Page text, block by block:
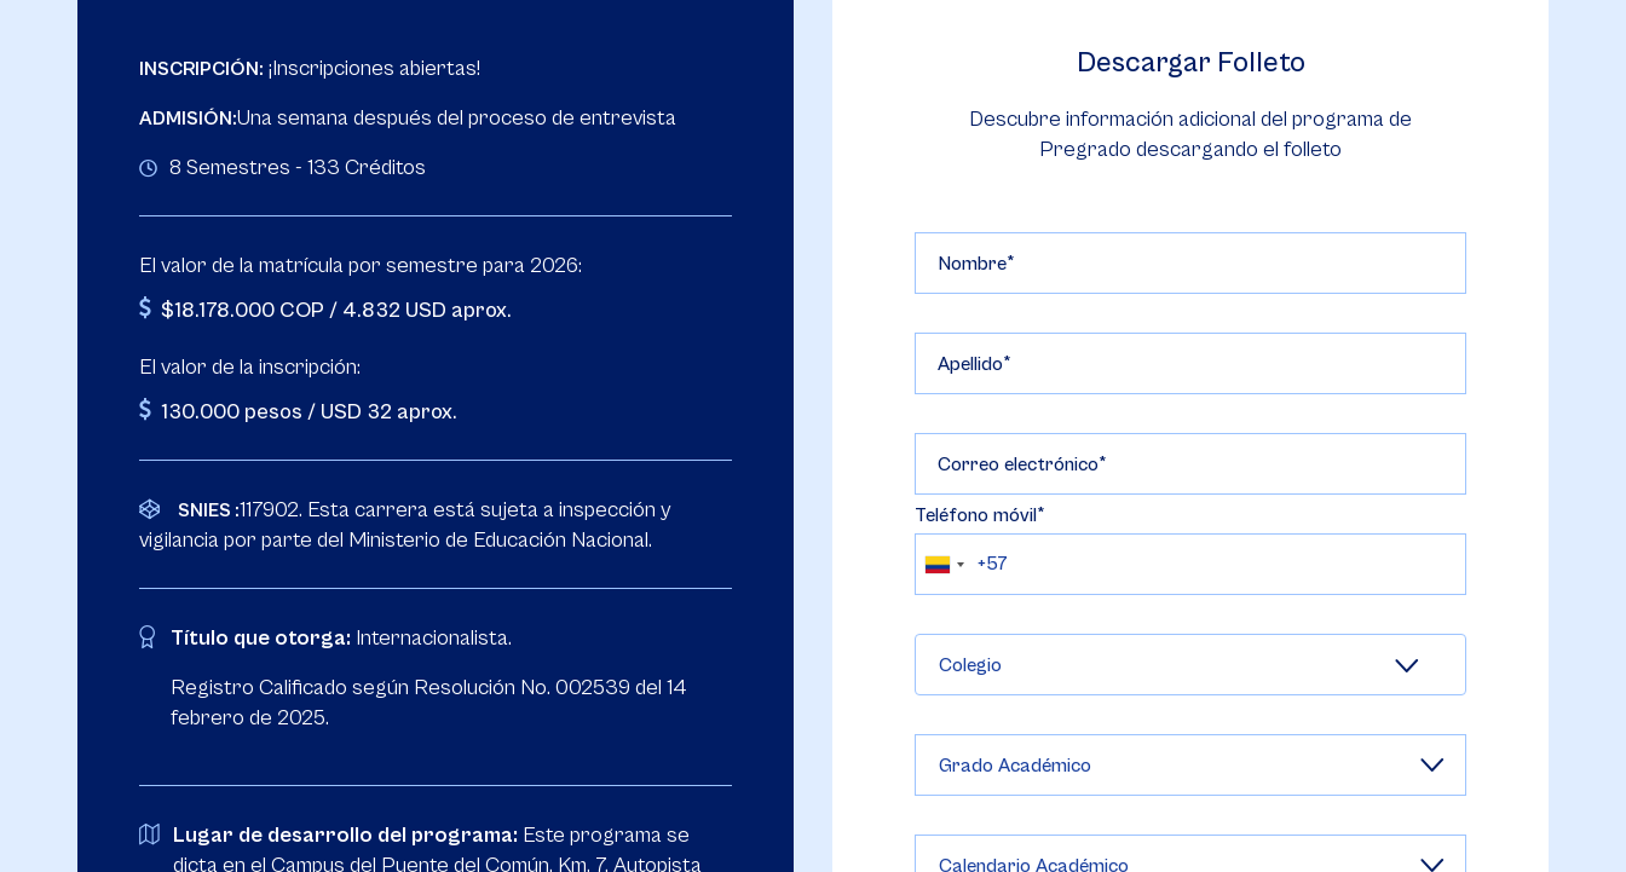
INSCRIPCIÓN: ¡Inscripciones abiertas!
ADMISIÓN:Una semana después del proceso de entrevista
8 Semestres - 133 Créditos
El valor de la matrícula por semestre para 2026:
$18.178.000 COP / 4.832 USD aprox.
El valor de la inscripción:
130.000 pesos / USD 32 aprox.
SNIES :117902. Esta carrera está sujeta a inspección y
vigilancia por parte del Ministerio de Educación Nacional.
Título que otorga: Internacionalista.
Registro Calificado según Resolución No. 002539 del 14
febrero de 2025.
Lugar de desarrollo del programa: Este programa se
dicta en el Campus del Puente del Común, Km. 7, Autopista
Descargar Folleto
Descubre información adicional del programa de
Pregrado descargando el folleto
Nombre
Apellido
Correo electrónico
Teléfono móvil
Colegio